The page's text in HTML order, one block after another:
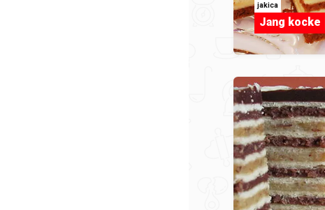
jakica
Jang kocke